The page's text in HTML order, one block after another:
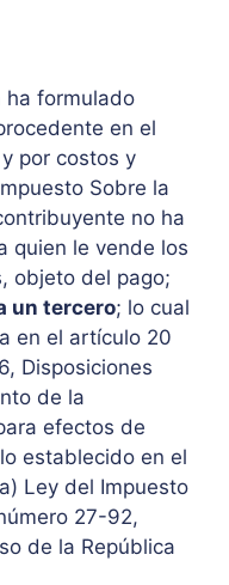
ha formulado
en el
por costos y
Sobre la
no ha
quien le vende los
objeto del pago;
un tercero; lo cual
en el artículo 20
Disposiciones
de la
efectos de
establecido en el
Ley del Impuesto
27-92,
de la República